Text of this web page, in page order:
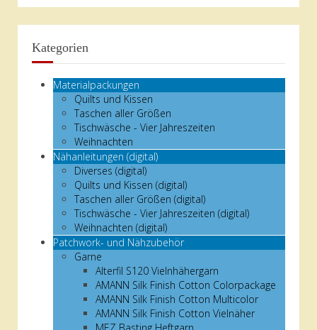
Kategorien
Materialpackungen
Quilts und Kissen
Taschen aller Größen
Tischwäsche - Vier Jahreszeiten
Weihnachten
Nähanleitungen (digital)
Diverses (digital)
Quilts und Kissen (digital)
Taschen aller Größen (digital)
Tischwäsche - Vier Jahreszeiten (digital)
Weihnachten (digital)
Patchwork- und Nähzubehör
Garne
Alterfil S120 Vielnhähergarn
AMANN Silk Finish Cotton Colorpackage
AMANN Silk Finish Cotton Multicolor
AMANN Silk Finish Cotton Vielnäher